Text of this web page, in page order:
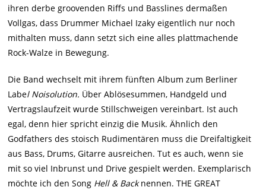
ihren derbe groovenden Riffs und Basslines dermaßen
Vollgas, dass Drummer Michael Izaky eigentlich nur noch
mithalten muss, dann setzt sich eine alles plattmachende
Rock-Walze in Bewegung.
Die Band wechselt mit ihrem fünften Album zum Berliner
Label Noisolution. Über Ablösesummen, Handgeld und
Vertragslaufzeit wurde Stillschweigen vereinbart. Ist auch
egal, denn hier spricht einzig die Musik. Ähnlich den
Godfathers des stoisch Rudimentären muss die Dreifaltigkeit
aus Bass, Drums, Gitarre ausreichen. Tut es auch, wenn sie
mit so viel Inbrunst und Drive gespielt werden. Exemplarisch
möchte ich den Song Hell & Backnennen. THE GREAT